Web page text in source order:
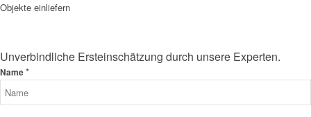
Objekte einliefern
Unverbindliche Ersteinschätzung durch unsere Experten.
Name*